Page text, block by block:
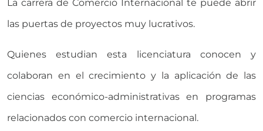
La carrera de Comercio Internacional te puede abrir
las puertas de proyectos muy lucrativos.
Quienes estudian esta licenciatura conocen y
colaboran en el crecimiento y la aplicación de las
ciencias económico-administrativas en programas
relacionados con comercio internacional.